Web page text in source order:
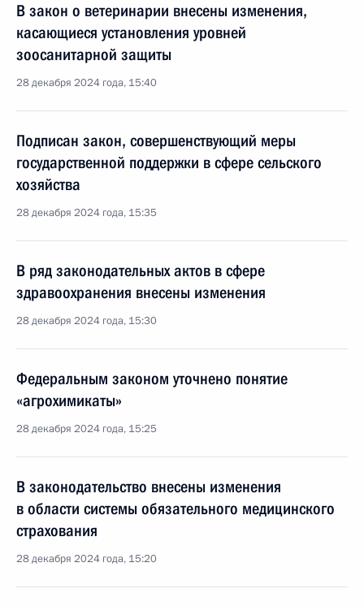
В закон о ветеринарии внесены изменения,
касающиеся установления уровней
зоосанитарной защиты
28 декабря 2024 года, 15:40
Подписан закон, совершенствующий меры
государственной поддержки в сфере сельского
хозяйства
28 декабря 2024 года, 15:35
В ряд законодательных актов в сфере
здравоохранения внесены изменения
28 декабря 2024 года, 15:30
Федеральным законом уточнено понятие
«агрохимикаты»
28 декабря 2024 года, 15:25
В законодательство внесены изменения
в области системы обязательного медицинского
страхования
28 декабря 2024 года, 15:20